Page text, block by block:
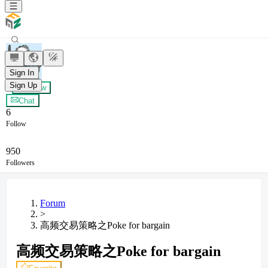
Sign In
Sign Up
Zero
+ Follow
Chat
6
Follow
950
Followers
Forum
>
高频交易策略之Poke for bargain
高频交易策略之Poke for bargain